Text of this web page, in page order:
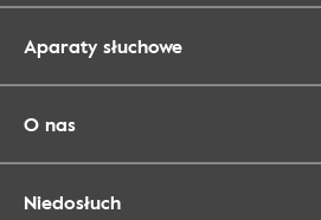
Aparaty słuchowe
O nas
Niedosłuch